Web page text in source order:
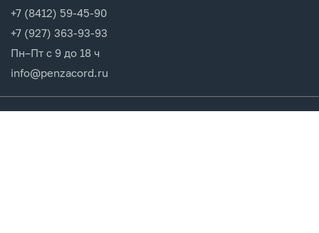
+7 (8412) 59-45-90
+7 (927) 363-93-93
Пн–Пт с 9 до 18 ч
info@penzacord.ru
Производители